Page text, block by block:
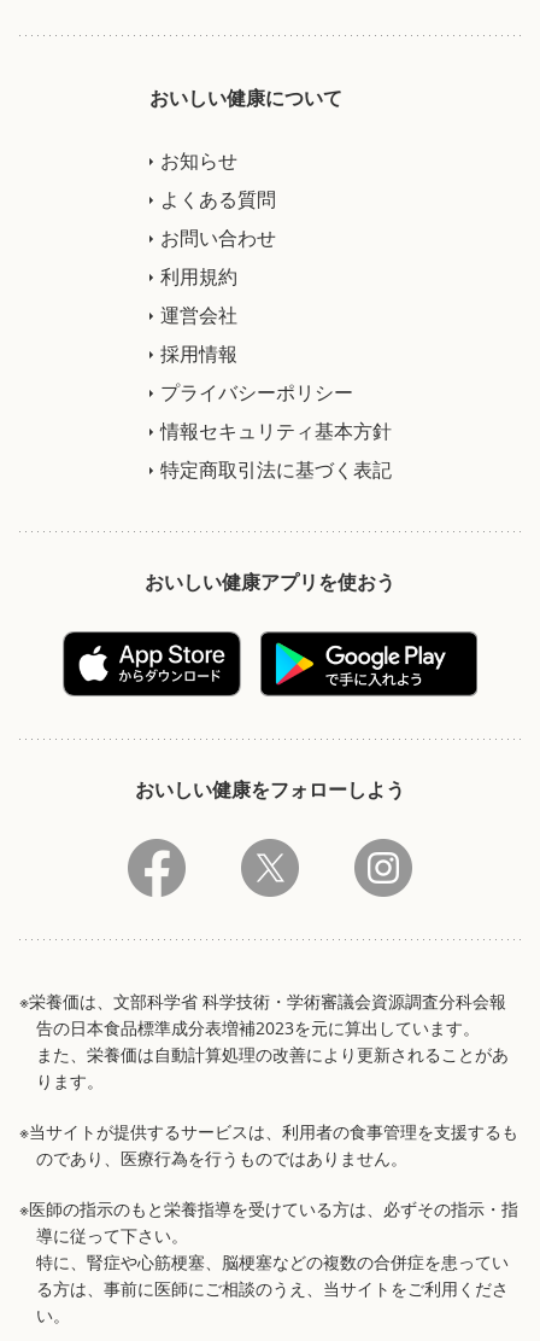
おいしい健康について
お知らせ
よくある質問
お問い合わせ
利用規約
運営会社
採用情報
プライバシーポリシー
情報セキュリティ基本方針
特定商取引法に基づく表記
おいしい健康アプリを使おう
おいしい健康をフォローしよう
※栄養価は、文部科学省 科学技術・学術審議会資源調査分科会報
告の日本食品標準成分表増補2023を元に算出しています。
また、栄養価は自動計算処理の改善により更新されることがあ
ります。
※当サイトが提供するサービスは、利用者の食事管理を支援するも
のであり、医療行為を行うものではありません。
※医師の指示のもと栄養指導を受けている方は、必ずその指示・指
導に従って下さい。
特に、腎症や心筋梗塞、脳梗塞などの複数の合併症を患ってい
る方は、事前に医師にご相談のうえ、当サイトをご利用くださ
い。